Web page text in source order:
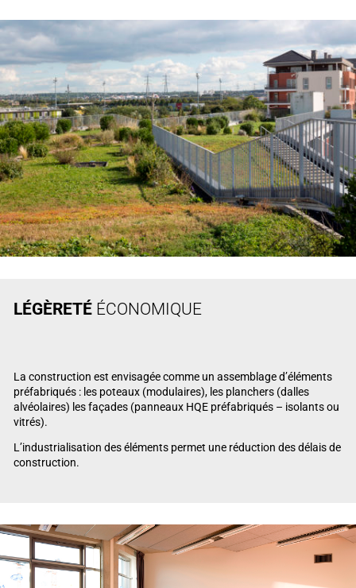
LÉGÈRETÉ ÉCONOMIQUE
La construction est envisagée comme un assemblage d’éléments
préfabriqués : les poteaux (modulaires), les planchers (dalles
alvéolaires) les façades (panneaux HQE préfabriqués – isolants ou
vitrés).
L’industrialisation des éléments permet une réduction des délais de
construction.